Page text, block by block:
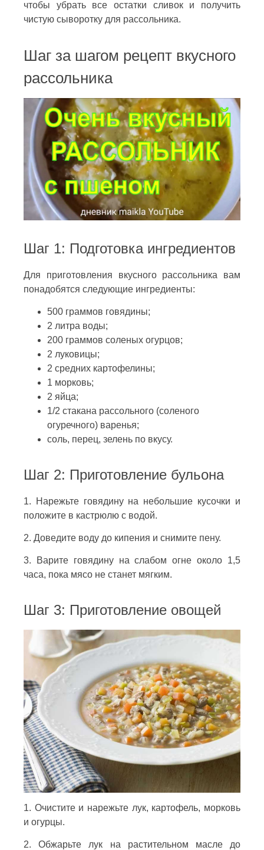
чтобы убрать все остатки сливок и получить
чистую сыворотку для рассольника.
Шаг за шагом рецепт вкусного
рассольника
Шаг 1: Подготовка ингредиентов
Для приготовления вкусного рассольника вам
понадобятся следующие ингредиенты:
500 граммов говядины;
2 литра воды;
200 граммов соленых огурцов;
2 луковицы;
2 средних картофелины;
1 морковь;
2 яйца;
1/2 стакана рассольного (соленого
огуречного) варенья;
соль, перец, зелень по вкусу.
Шаг 2: Приготовление бульона
1. Нарежьте говядину на небольшие кусочки и
положите в кастрюлю с водой.
2. Доведите воду до кипения и снимите пену.
3. Варите говядину на слабом огне около 1,5
часа, пока мясо не станет мягким.
Шаг 3: Приготовление овощей
1. Очистите и нарежьте лук, картофель, морковь
и огурцы.
2. Обжарьте лук на растительном масле до